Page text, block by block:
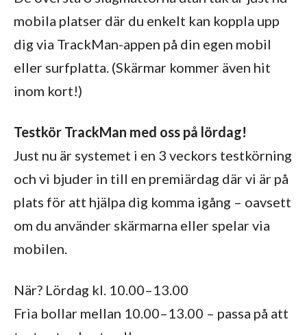
mobila platser där du enkelt kan koppla upp
dig via TrackMan-appen på din egen mobil
eller surfplatta. (Skärmar kommer även hit
inom kort!)
Testkör TrackMan med oss på lördag!
Just nu är systemet i en 3 veckors testkörning
och vi bjuder in till en premiärdag där vi är på
plats för att hjälpa dig komma igång – oavsett
om du använder skärmarna eller spelar via
mobilen.
När? Lördag kl. 10.00–13.00
Fria bollar mellan 10.00–13.00 – passa på att